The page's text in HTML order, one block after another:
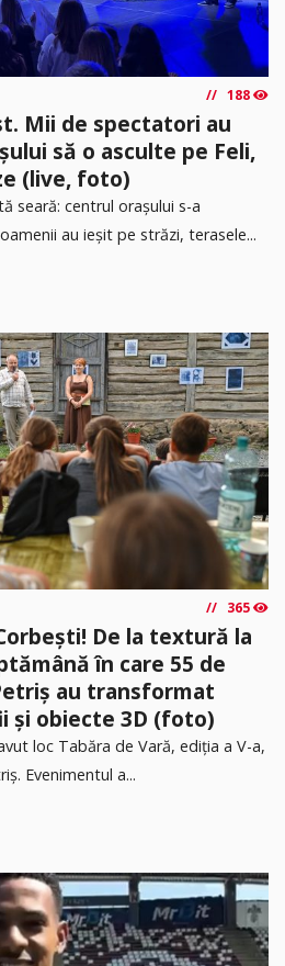
188
Mii de spectatori au
să o asculte pe Feli,
(live, foto)
seară: centrul orașului s-a
au ieșit pe străzi, terasele...
365
De la textură la
în care 55 de
au transformat
și obiecte 3D (foto)
loc Tabăra de Vară, ediția a V-a,
Evenimentul a...